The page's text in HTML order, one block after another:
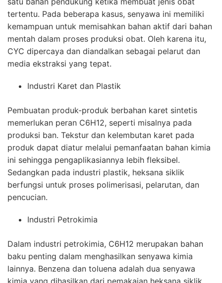
tertentu. Pada beberapa kasus, senyawa ini memiliki
kemampuan untuk memisahkan bahan aktif dari bahan
mentah dalam proses produksi obat. Oleh karena itu,
CYC dipercaya dan diandalkan sebagai pelarut dan
media ekstraksi yang tepat.
Industri Karet dan Plastik
Pembuatan produk-produk berbahan karet sintetis
memerlukan peran C6H12, seperti misalnya pada
produksi ban. Tekstur dan kelembutan karet pada
produk dapat diatur melalui pemanfaatan bahan kimia
ini sehingga pengaplikasiannya lebih fleksibel.
Sedangkan pada industri plastik, heksana siklik
berfungsi untuk proses polimerisasi, pelarutan, dan
pencucian.
Industri Petrokimia
Dalam industri petrokimia, C6H12 merupakan bahan
baku penting dalam menghasilkan senyawa kimia
lainnya. Benzena dan toluena adalah dua senyawa
kimia yang dihasilkan dari pemakaian heksana siklik